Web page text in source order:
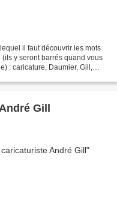
il faut découvrir les mots
y seront barrés quand vous
: caricature, Daumier, Gill,
Gill